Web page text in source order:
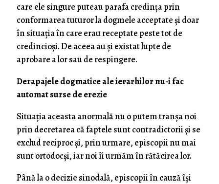
care ele singure puteau parafa credința prin
conformarea tuturor la dogmele acceptate și doar
în situația în care erau receptate peste tot de
credincioși. De aceea au și existat lupte de
aprobare a lor sau de respingere.
Derapajele dogmatice ale ierarhilor nu-i fac
automat surse de erezie
Situația aceasta anormală nu o putem tranșa noi
prin decretarea că faptele sunt contradictorii și se
exclud reciproc și, prin urmare, episcopii nu mai
sunt ortodocși, iar noi îi urmăm în rătăcirea lor.
Până la o decizie sinodală, episcopii în cauză își